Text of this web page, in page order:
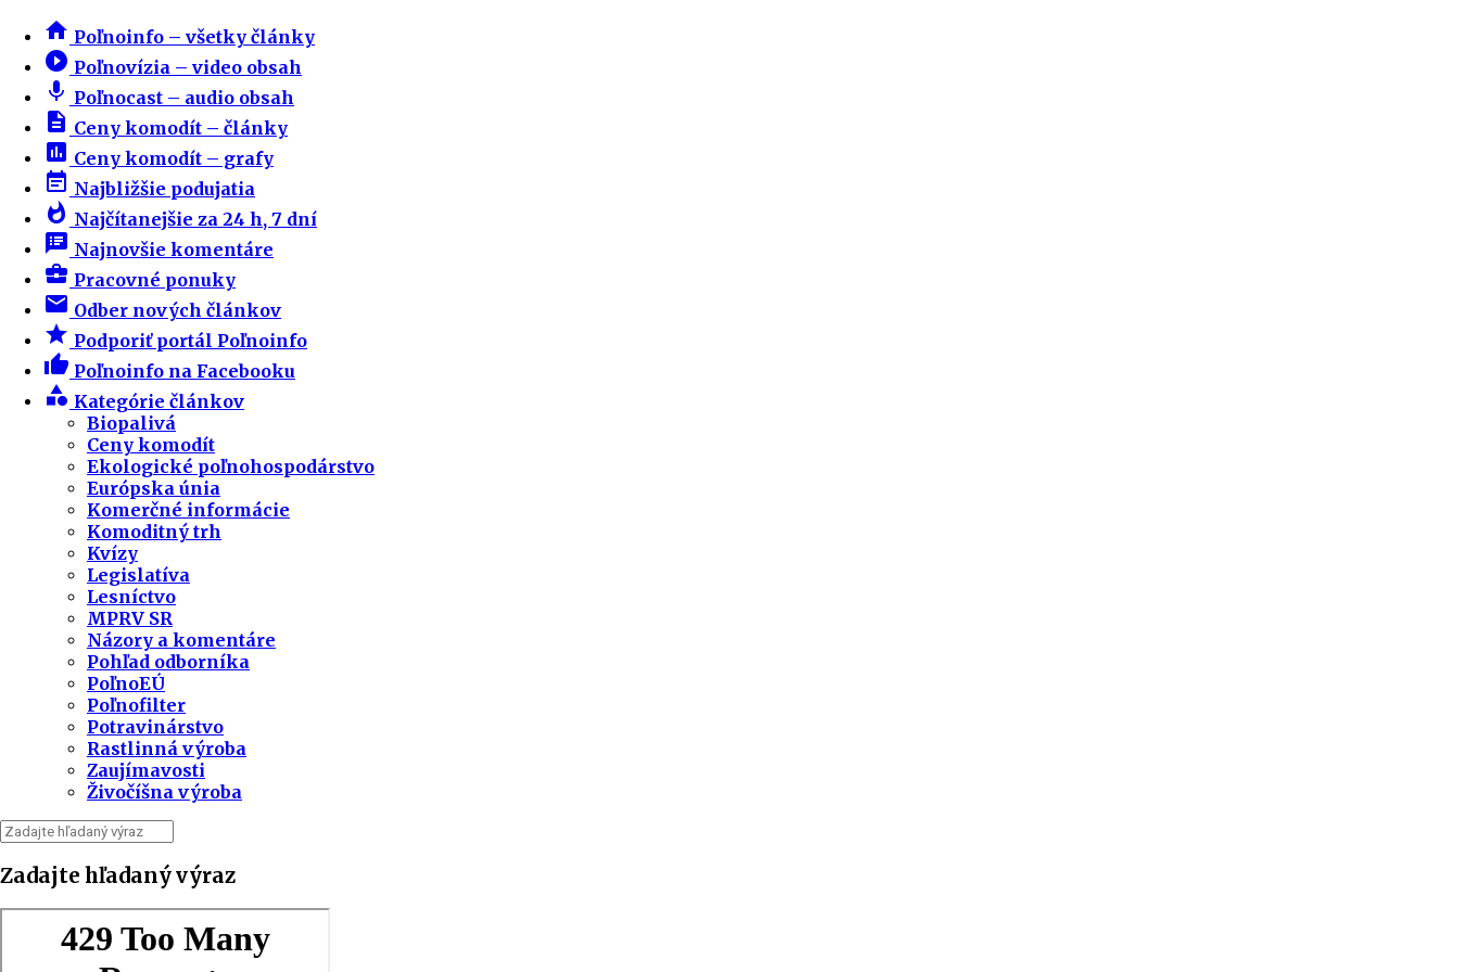
home Poľnoinfo – všetky články
play_circle_filled Poľnovízia – video obsah
mic Poľnocast – audio obsah
description Ceny komodít – články
insert_chart Ceny komodít – grafy
event_note Najbližšie podujatia
whatshot Najčítanejšie za 24 h, 7 dní
speaker_notes Najnovšie komentáre
business_center Pracovné ponuky
email Odber nových článkov
star Podporiť portál Poľnoinfo
thumb_up Poľnoinfo na Facebooku
category Kategórie článkov
Biopalivá
Ceny komodít
Ekologické poľnohospodárstvo
Európska únia
Komerčné informácie
Komoditný trh
Kvízy
Legislatíva
Lesníctvo
MPRV SR
Názory a komentáre
Pohľad odborníka
PoľnoEÚ
Poľnofilter
Potravinárstvo
Rastlinná výroba
Zaujímavosti
Živočíšna výroba
Zadajte hľadaný výraz